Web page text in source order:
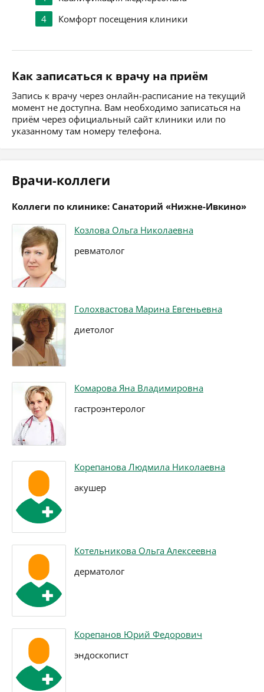
4
Комфорт посещения клиники
Как записаться к врачу на приём
Запись к врачу через онлайн-расписание на текущий
момент не доступна. Вам необходимо записаться на
приём через официальный сайт клиники или по
указанному там номеру телефона.
Врачи-коллеги
Коллеги по клинике: Санаторий «Нижне-Ивкино»
Козлова Ольга Николаевна
ревматолог
Голохвастова Марина Евгеньевна
диетолог
Комарова Яна Владимировна
гастроэнтеролог
Корепанова Людмила Николаевна
акушер
Котельникова Ольга Алексеевна
дерматолог
Корепанов Юрий Федорович
эндоскопист